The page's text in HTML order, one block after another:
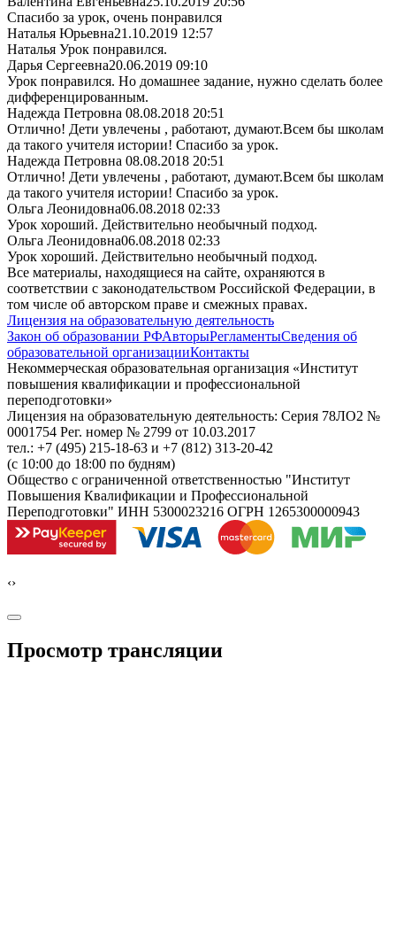
Спасибо за урок, очень понравился
Наталья Юрьевна21.10.2019 12:57
Наталья Урок понравился.
Дарья Сергеевна20.06.2019 09:10
Урок понравился. Но домашнее задание, нужно сделать более
дифференцированным.
Надежда Петровна 08.08.2018 20:51
Отлично! Дети увлечены , работают, думают.Всем бы школам
да такого учителя истории! Спасибо за урок.
Надежда Петровна 08.08.2018 20:51
Отлично! Дети увлечены , работают, думают.Всем бы школам
да такого учителя истории! Спасибо за урок.
Ольга Леонидовна06.08.2018 02:33
Урок хороший. Действительно необычный подход.
Ольга Леонидовна06.08.2018 02:33
Урок хороший. Действительно необычный подход.
Все материалы, находящиеся на сайте, охраняются в
соответствии с законодательством Российской Федерации, в
том числе об авторском праве и смежных правах.
Лицензия на образовательную деятельность
Закон об образовании РФАвторыРегламентыСведения об
образовательной организацииКонтакты
Некоммерческая образовательная организация «Институт
повышения квалификации и профессиональной
переподготовки»
Лицензия на образовательную деятельность: Серия 78ЛО2 №
0001754 Рег. номер № 2799 от 10.03.2017
тел.: +7 (495) 215-18-63 и +7 (812) 313-20-42
(с 10:00 до 18:00 по будням)
Общество с ограниченной ответственностью "Институт
Повышения Квалификации и Профессиональной
Переподготовки" ИНН 5300023216 ОГРН 1265300000943
‹›
Просмотр трансляции